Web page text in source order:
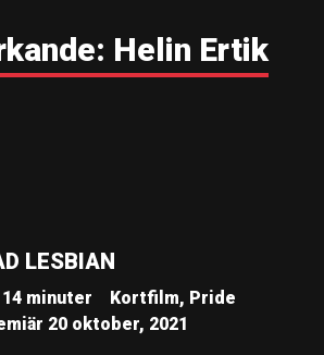
Helin Ertik
LESBIAN
14 minuter
Kortfilm, Pride
20 oktober, 2021